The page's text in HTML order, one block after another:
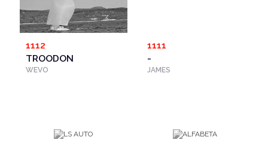
1112
TROODON
WEVO
1111
-
JAMES